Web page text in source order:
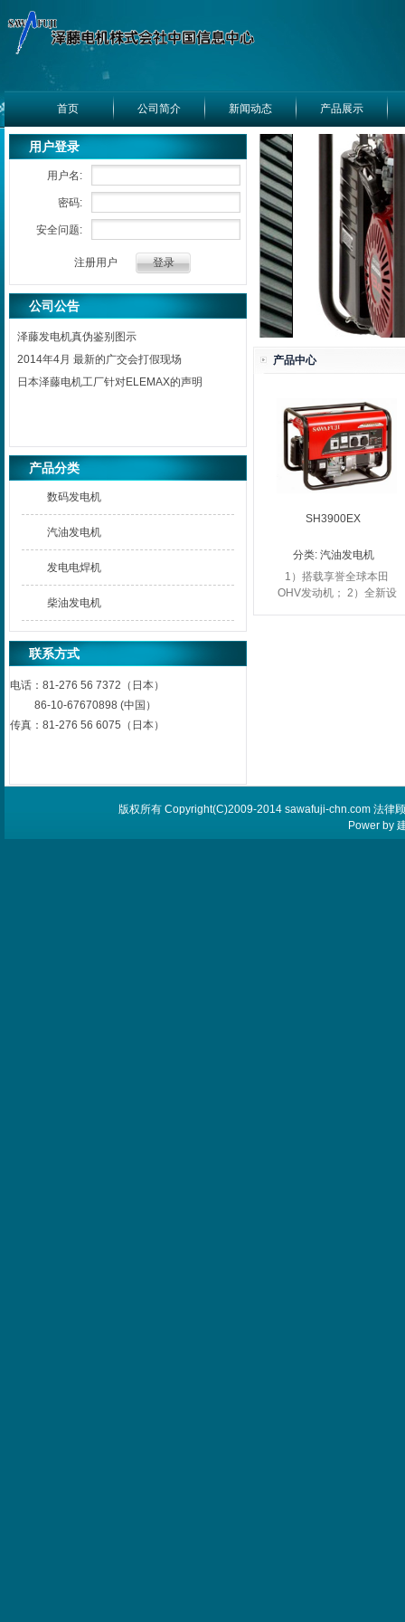
首页 公司简介 新闻动态 产品展示
产品中心
SH3900EX
分类: 汽油发电机
1）搭载享誉全球本田
OHV发动机； 2）全新设
用户登录
用户名:
密码:
安全问题:
注册用户
公司公告
泽藤发电机真伪鉴别图示
2014年4月 最新的广交会打假现场
日本泽藤电机工厂针对ELEMAX的声明
产品分类
数码发电机
汽油发电机
发电电焊机
柴油发电机
联系方式
电话： 81-276 56 7372（日本）
86-10-67670898 (中国）
传真： 81-276 56 6075（日本）
版权所有 Copyright(C)2009-2014 sawafuji-chn.com 法律
Power by